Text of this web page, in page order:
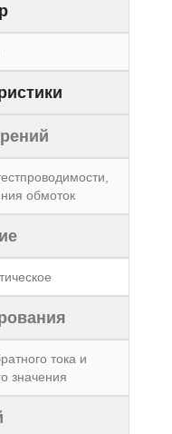
обмоток
тока и
значения